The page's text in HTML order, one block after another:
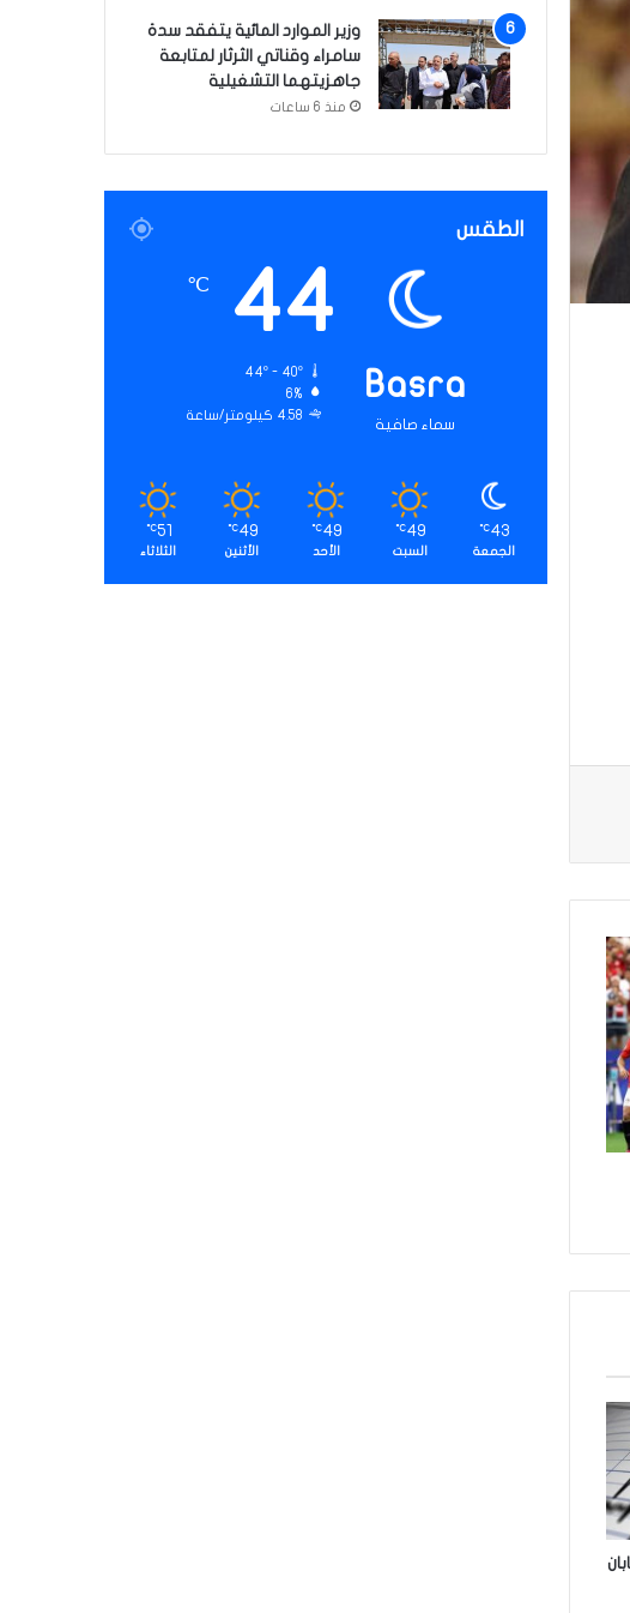
وزير الموارد المائية يتفقد سدة
سامراء وقناتي الثرثار لمتابعة
جاهزيتهما التشغيلية
منذ 6 ساعات
الطقس
Basra
سماء صافية
44
℃
44º - 40º
6%
4.58 كيلومتر/ساعة
43
℃
الجمعة
49
℃
السبت
49
℃
الأحد
49
℃
الأثنين
51
℃
الثلاثاء